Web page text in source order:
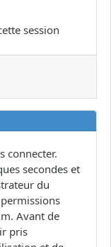
session
connecter.
secondes et
du
Avant de
pris